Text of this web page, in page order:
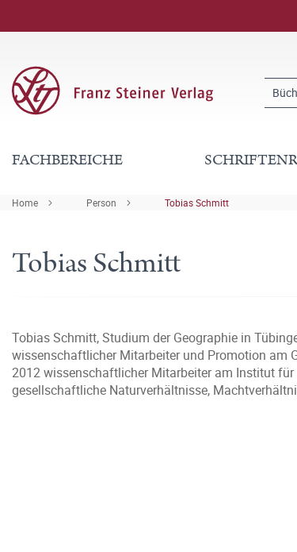
FACHBEREICHE
Home Person Tobias Schmitt
Tobias Schmitt
Tobias Schmitt, Studium der Geographie in
wissenschaftlicher Mitarbeiter und Promotion am
2012 wissenschaftlicher Mitarbeiter am Institut
gesellschaftliche Naturverhältnisse,